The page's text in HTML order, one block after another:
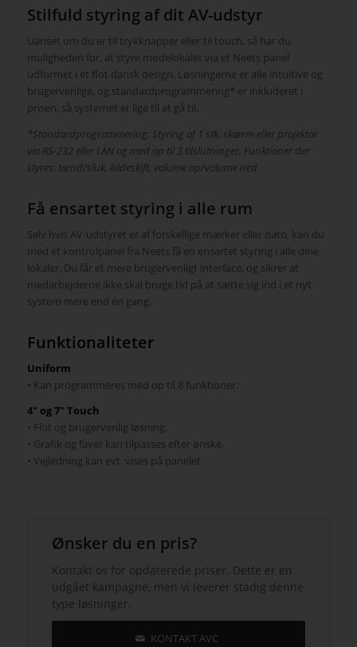
Stilfuld styring af dit AV-udstyr
Uanset om du er til trykknapper eller til touch, så har du
muligheden for, at styre mødelokalet via et Neets panel
udformet i et flot dansk design. Løsningerne er alle intuitive og
brugervenlige, og standardprogrammering* er inkluderet i
prisen, så systemet er lige til at gå til.
*Standardprogrammering: Styring af 1 stk. skærm eller projektor
via RS-232 eller LAN og med op til 3 tilslutninger. Funktioner der
styres: tænd/sluk, kildeskift, volume op/volume ned.
Få ensartet styring i alle rum
Selv hvis AV-udstyret er af forskellige mærker eller dato, kan du
med et kontrolpanel fra Neets få en ensartet styring i alle dine
lokaler. Du får et mere brugervenligt interface, og sikrer at
medarbejderne ikke skal bruge tid på at sætte sig ind i et nyt
system mere end én gang.
Funktionaliteter
Uniform
• Kan programmeres med op til 8 funktioner.
4″ og 7″ Touch
• Flot og brugervenlig løsning.
• Grafik og faver kan tilpasses efter ønske.
• Vejledning kan evt. vises på panelet.
Ønsker du en pris?
Kontakt os for opdaterede priser. Dette er en
udgået kampagne, men vi leverer stadig denne
type løsninger.
KONTAKT AVC